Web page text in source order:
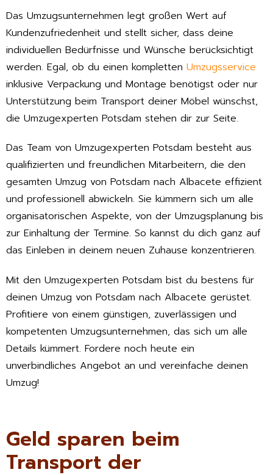
Das Umzugsunternehmen legt großen Wert auf
Kundenzufriedenheit und stellt sicher, dass deine
individuellen Bedürfnisse und Wünsche berücksichtigt
werden. Egal, ob du einen kompletten Umzugsservice
inklusive Verpackung und Montage benötigst oder nur
Unterstützung beim Transport deiner Möbel wünschst,
die Umzugexperten Potsdam stehen dir zur Seite.
Das Team von Umzugexperten Potsdam besteht aus
qualifizierten und freundlichen Mitarbeitern, die den
gesamten Umzug von Potsdam nach Albacete effizient
und professionell abwickeln. Sie kümmern sich um alle
organisatorischen Aspekte, von der Umzugsplanung bis
zur Einhaltung der Termine. So kannst du dich ganz auf
das Einleben in deinem neuen Zuhause konzentrieren.
Mit den Umzugexperten Potsdam bist du bestens für
deinen Umzug von Potsdam nach Albacete gerüstet.
Profitiere von einem günstigen, zuverlässigen und
kompetenten Umzugsunternehmen, das sich um alle
Details kümmert. Fordere noch heute ein
unverbindliches Angebot an und vereinfache deinen
Umzug!
Geld sparen beim
Transport der